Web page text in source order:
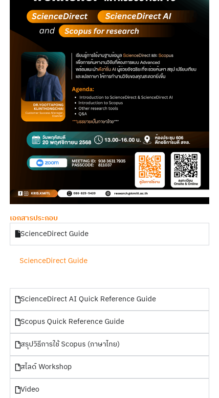
เอกสารประกอบ
ScienceDirect Guide
ScienceDirect Guide
ScienceDirect AI Quick Reference Guide
Scopus Quick Reference Guide
สรุปวิธีการใช้ Scopus (ภาษาไทย)
สไลด์ Workshop
Video